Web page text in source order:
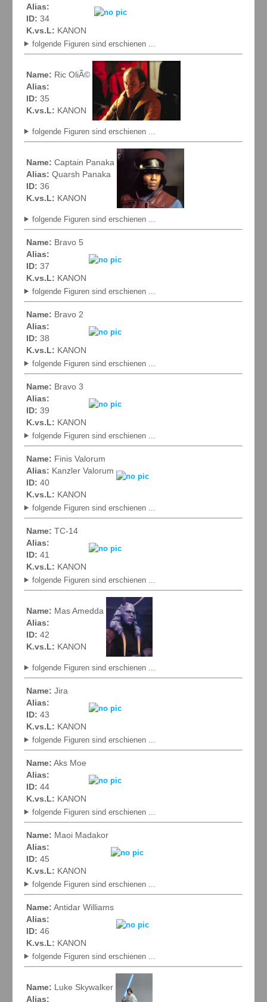
Alias:
ID: 34
K.vs.L: KANON
folgende Figuren sind erschienen ...
Name: Ric OliÃ©
Alias:
ID: 35
K.vs.L: KANON
folgende Figuren sind erschienen ...
Name: Captain Panaka
Alias: Quarsh Panaka
ID: 36
K.vs.L: KANON
folgende Figuren sind erschienen ...
Name: Bravo 5
Alias:
ID: 37
K.vs.L: KANON
folgende Figuren sind erschienen ...
Name: Bravo 2
Alias:
ID: 38
K.vs.L: KANON
folgende Figuren sind erschienen ...
Name: Bravo 3
Alias:
ID: 39
K.vs.L: KANON
folgende Figuren sind erschienen ...
Name: Finis Valorum
Alias: Kanzler Valorum
ID: 40
K.vs.L: KANON
folgende Figuren sind erschienen ...
Name: TC-14
Alias:
ID: 41
K.vs.L: KANON
folgende Figuren sind erschienen ...
Name: Mas Amedda
Alias:
ID: 42
K.vs.L: KANON
folgende Figuren sind erschienen ...
Name: Jira
Alias:
ID: 43
K.vs.L: KANON
folgende Figuren sind erschienen ...
Name: Aks Moe
Alias:
ID: 44
K.vs.L: KANON
folgende Figuren sind erschienen ...
Name: Maoi Madakor
Alias:
ID: 45
K.vs.L: KANON
folgende Figuren sind erschienen ...
Name: Antidar Williams
Alias:
ID: 46
K.vs.L: KANON
folgende Figuren sind erschienen ...
Name: Luke Skywalker
Alias: